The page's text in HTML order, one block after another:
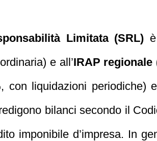
Limitata (SRL)
e all’IRAP regionale
con liquidazioni periodiche)
bilanci secondo il
imponibile d’impresa. In